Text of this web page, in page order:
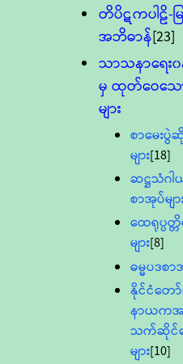
တိပိဋကပါဠိ-မ
အဘိဓာန်[23]
သာသနာရေး၀
မှ ထုတ်ဝေသေ
များ
စာမေးပွဲ
များ[18]
ဆဋ္ဌသံဂ
စာအုပ်မျာ
ထေရုပ္ပတ္
များ[8]
ဓမ္မပဒစာ
နိုင်ငံတ
နာယက
သက်ဆိုင်
များ[10]